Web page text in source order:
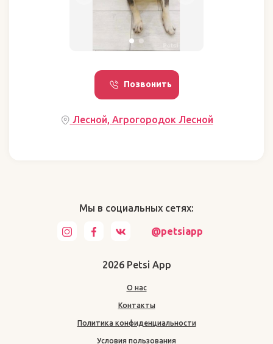
Позвонить
Лесной, Агрогородок Лесной
Мы в социальных сетях:
@petsiapp
2026 Petsi App
О нас
Контакты
Политика конфиденциальности
Условия пользования